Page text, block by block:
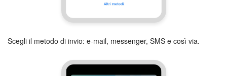
Scegli il metodo di invio: e-mail, messenger, SMS e così via.